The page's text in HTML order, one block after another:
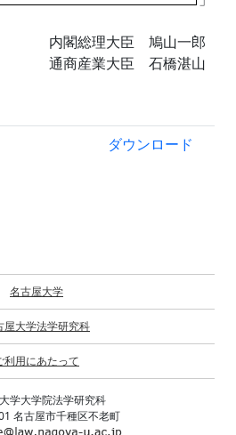
内閣総理大臣 鳩山一郎
通商産業大臣 石橋湛山
ダウンロード
名古屋大学
屋大学法学研究科
利用にあたって
学大学院法学研究科
名古屋市千種区不老町